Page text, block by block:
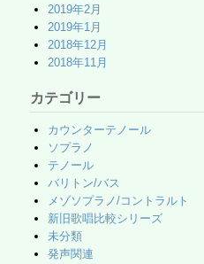
2019年2月
2019年1月
2018年12月
2018年11月
カテゴリー
カウンターテノール
ソプラノ
テノール
バリトン/バス
メゾソプラノ/コントラルト
新旧歌唱比較シリーズ
未分類
発声関連